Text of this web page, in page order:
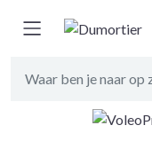
Terug naar